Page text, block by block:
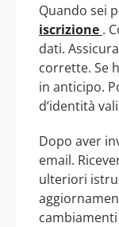
Quando sei
iscrizione .
dati.
corrette. Se
in anticipo.
d’identità
Dopo aver
email.
ulteriori